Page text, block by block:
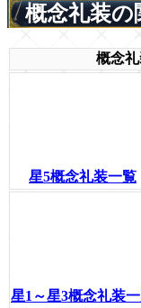
概念礼装
概念
星5概念礼装一覧
星1～星3概念礼装